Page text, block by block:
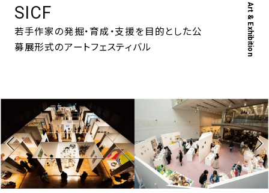
Spiral Market
アトレ吉祥寺
KITTE丸の内
⼆⼦⽟川 Dogwood Plaza
横浜赤レンガ倉庫
ルクア⼤阪
Nail Salon 4 Café 3
Art Projects
アートプロジェクト・イベント
SICF
若手作家の発掘・育成・支援を目的
Spiral Schole
スパイラルが推進するエデュケーシ
ョンプログラム
Spiral Print Collection
スパイラルが提案するオリジナルプ
リント作品
建築について
採用情報 お問い合わせ
コンサルティング
アルバイト・その他
SICF
若手作家の発掘・育成・支援を目的とした公
募展形式のアートフェスティバル
Art & Exhibition